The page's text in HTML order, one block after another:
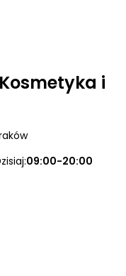
i
09:00-20:00